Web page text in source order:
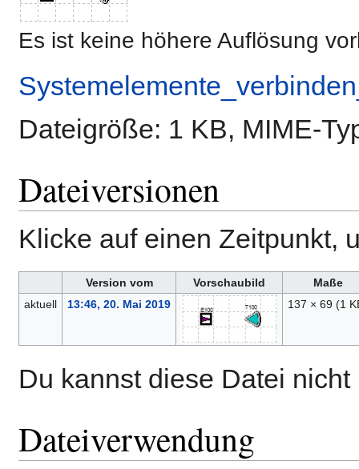
Es ist keine höhere Auflösung
Dateigröße: 1 KB, MIME-
Dateiversionen
Klicke auf einen Zeitpunkt,
Version vom Vorschaubild
Maße
aktuell
13:46, 20. Mai 2019 137 × 69 (1
Du kannst diese Datei
Dateiverwendung